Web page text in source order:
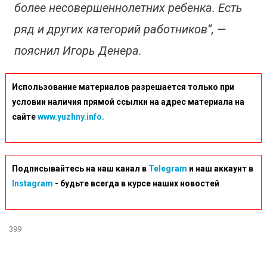
более несовершеннолетних ребенка. Есть
ряд и других категорий работников”, —
пояснил Игорь Денера.
Использование материалов разрешается только при
условии наличия прямой ссылки на адрес материала на
сайтеwww.yuzhny.info.
Подписывайтесь на наш канал в Telegram и наш аккаунт в
Instagram - будьте всегда в курсе наших новостей
399